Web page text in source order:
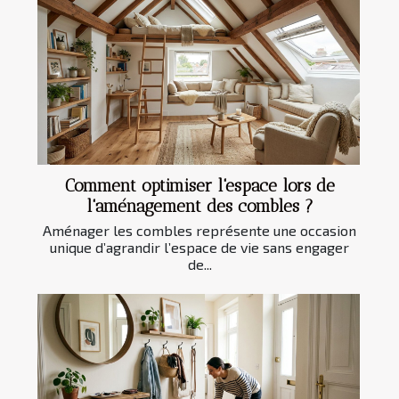
Comment optimiser l'espace lors de
l'aménagement des combles ?
Aménager les combles représente une occasion
unique d’agrandir l’espace de vie sans engager
de...